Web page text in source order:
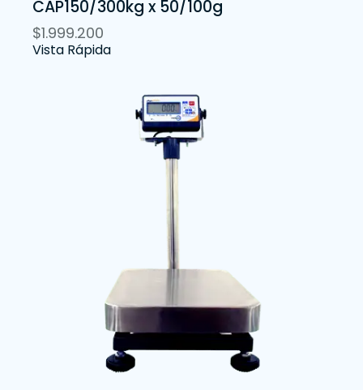
CAP150/300kg x 50/100g
$1.999.200
Vista Rápida